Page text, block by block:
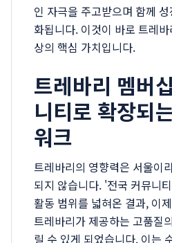
인 자극을 주고받으며 함께
화됩니다. 이것이 바로 트레
상의 핵심 가치입니다.
트레바리 멤버
니티로 확장되
워크
트레바리의 영향력은 서울이
되지 않습니다. '전국 커뮤니
활동 범위를 넓혀온 결과, 이
트레바리가 제공하는 고품질
릴 수 있게 되었습니다. 이는